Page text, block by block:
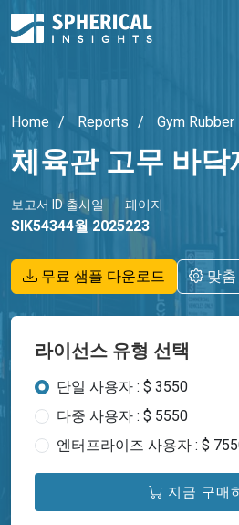
Home Reports Gym
체육관 고무 바닥
보고서 ID
SIK5434
출시일
4월 2025
페이지
223
무료 샘플 다운로드 맞춤
라이선스 유형 선택
단일 사용자 : $ 3550
다중 사용자 : $ 5550
엔터프라이즈 사용자 : $
지금 구매